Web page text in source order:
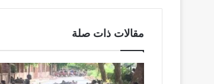
مقالات ذات صلة